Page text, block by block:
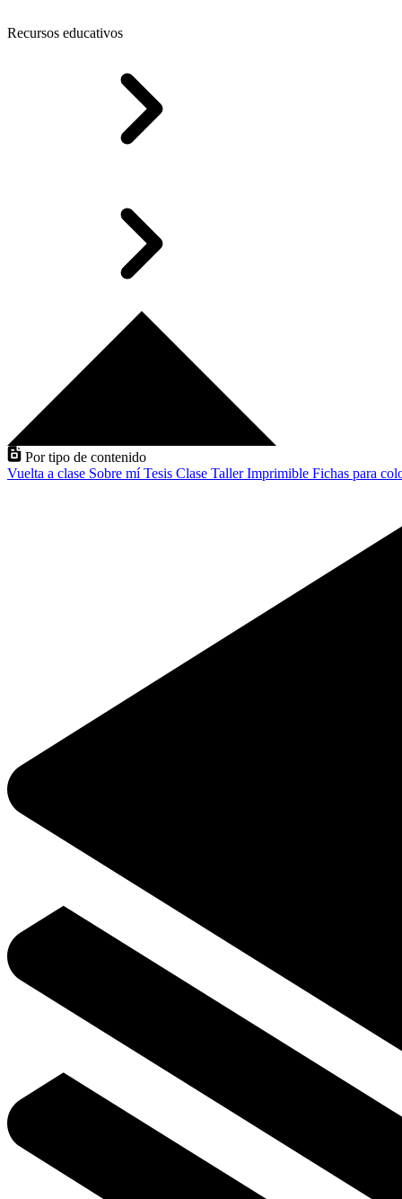
Recursos educativos
Por tipo de contenido
Vuelta a clase Sobre míTesis Clase TallerImprimible Fichas para